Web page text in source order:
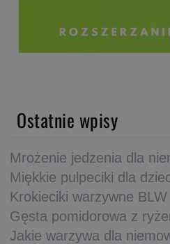
Ostatnie wpisy
Mrożenie jedzenia dla
Miękkie pulpeciki dla
Krokieciki warzywne BLW
Gęsta pomidorowa z
Jakie warzywa dla